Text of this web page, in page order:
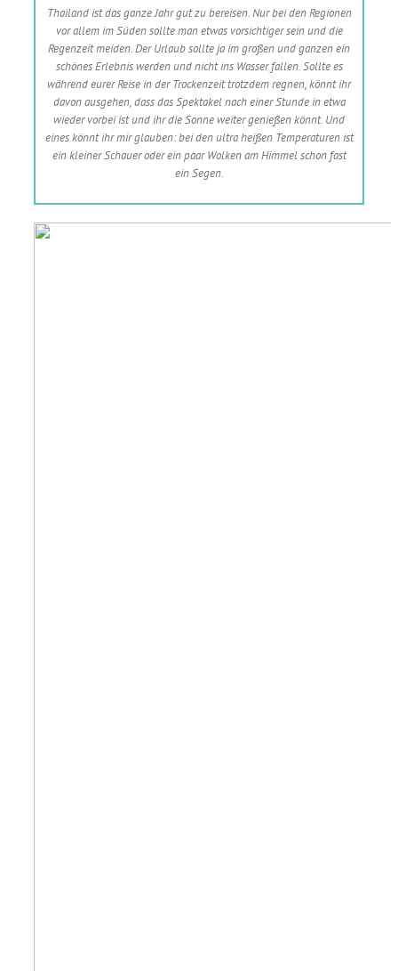
Thailand ist das ganze Jahr gut zu bereisen. Nur bei den Regionen
vor allem im Süden sollte man etwas vorsichtiger sein und die
Regenzeit meiden. Der Urlaub sollte ja im großen und ganzen ein
schönes Erlebnis werden und nicht ins Wasser fallen. Sollte es
während eurer Reise in der Trockenzeit trotzdem regnen, könnt ihr
davon ausgehen, dass das Spektakel nach einer Stunde in etwa
wieder vorbei ist und ihr die Sonne weiter genießen könnt. Und
eines könnt ihr mir glauben: bei den ultra heißen Temperaturen ist
ein kleiner Schauer oder ein paar Wolken am Himmel schon fast
ein Segen.